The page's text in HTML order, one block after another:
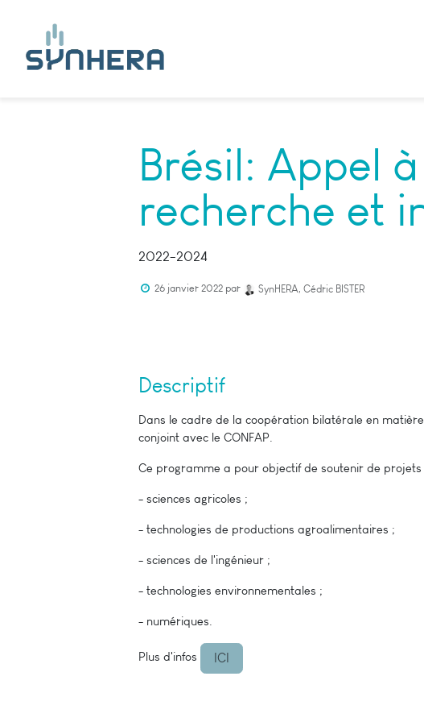
Brésil: Appel
recherche et
2022-2024
26 janvier 2022 par SynHERA, Cédric BISTER
Descriptif
Dans le cadre de la coopération bilatérale en
conjoint avec le CONFAP.
Ce programme a pour objectif de soutenir de
- sciences agricoles ;
- technologies de productions agroalimentaires ;
- sciences de l'ingénieur ;
- technologies environnementales ;
- numériques.
Plus d'infos ICI